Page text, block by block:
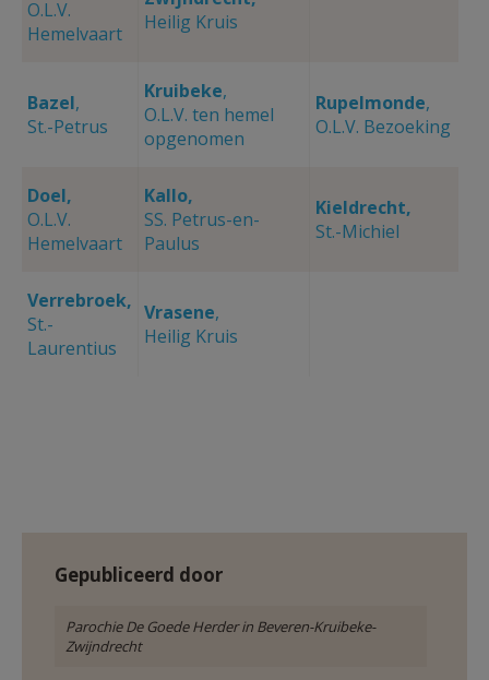
O.L.V.
Hemelvaart
Heilig Kruis
Bazel,
St.-Petrus
Kruibeke,
O.L.V. ten hemel
opgenomen
Rupelmonde,
O.L.V. Bezoeking
Doel,
O.L.V.
Hemelvaart
Kallo,
SS. Petrus-en-
Paulus
Kieldrecht,
St.-Michiel
Verrebroek,
St.-
Laurentius
Vrasene,
Heilig Kruis
Gepubliceerd door
Parochie De Goede Herder in Beveren-Kruibeke-
Zwijndrecht